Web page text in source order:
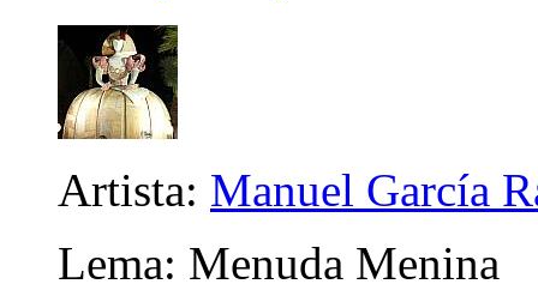
Artista: Manuel García
Lema: Menuda Menina